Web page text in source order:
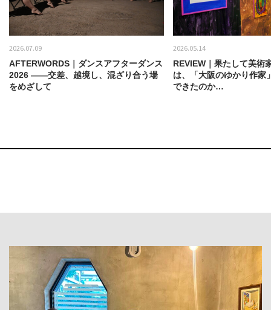
2026.07.09
AFTERWORDS｜ダンスアフターダンス
2026 ——交差、越境し、混ざり合う場
をめざして
2026.05.14
REVIEW｜果たして美術
は、「大阪のゆかり作家
できたのか…